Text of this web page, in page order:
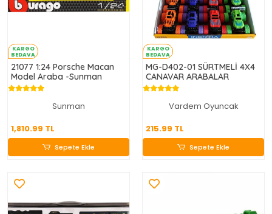
KARGO
BEDAVA
21077 1:24 Porsche Macan
Model Araba -Sunman
Sunman
1,810.99 TL
1,810.99 TL
Sepete Ekle
Sepete Ekle
KARGO
BEDAVA
MG-D402-01 SÜRTMELİ 4X4
CANAVAR ARABALAR
Vardem Oyuncak
215.99 TL
215.99 TL
Sepete Ekle